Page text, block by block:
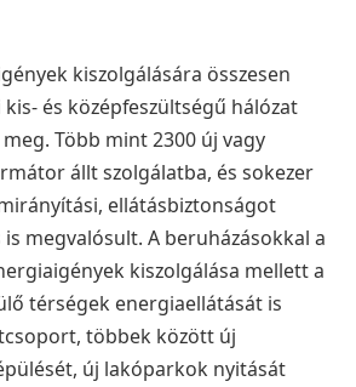
kiszolgálására összesen
és középfeszültségű hálózat
Több mint 2300 új vagy
állt szolgálatba, és sokezer
ellátásbiztonságot
megvalósult. A beruházásokkal a
kiszolgálása mellett a
térségek energiaellátását is
többek között új
új lakóparkok nyitását